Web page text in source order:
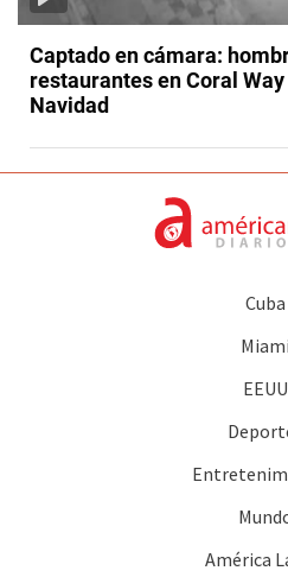
Captado en cámara:
restaurantes en Coral
Navidad
Cuba
Miami
EEUU
América